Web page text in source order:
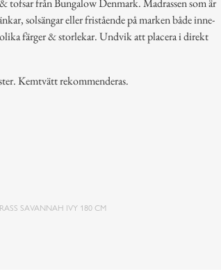
tofsar från Bungalow Denmark. Madrassen som är
solsängar eller fristående på marken både inne-
färger & storlekar. Undvik att placera i direkt
Kemtvätt rekommenderas.
SAVANNAH IVY 180 CM